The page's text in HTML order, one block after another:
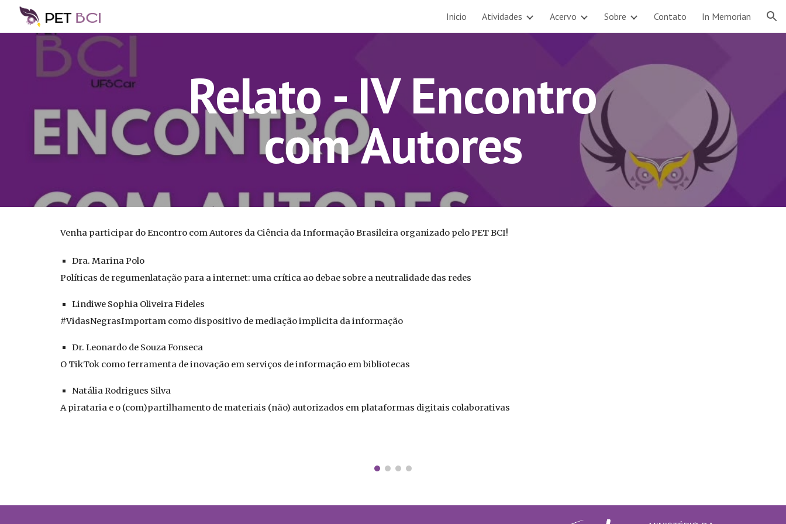
Skip to navigation
Inicio Atividades Acervo Sobre Contato In Memorian
Relato - IV Encontro
com Autores
Venha participar do Encontro com Autores da Ciência da Informação Brasileira organizado pelo PET BCI!
Dra. Marina Polo
Políticas de regumenlatação para a internet: uma crítica ao debae sobre a neutralidade das redes
Lindiwe Sophia Oliveira Fideles
#VidasNegrasImportam como dispositivo de mediação implicita da informação
Dr. Leonardo de Souza Fonseca
O TikTok como ferramenta de inovação em serviços de informação em bibliotecas
Natália Rodrigues Silva
A pirataria e o (com)partilhamento de materiais (não) autorizados em plataformas digitais colaborativas